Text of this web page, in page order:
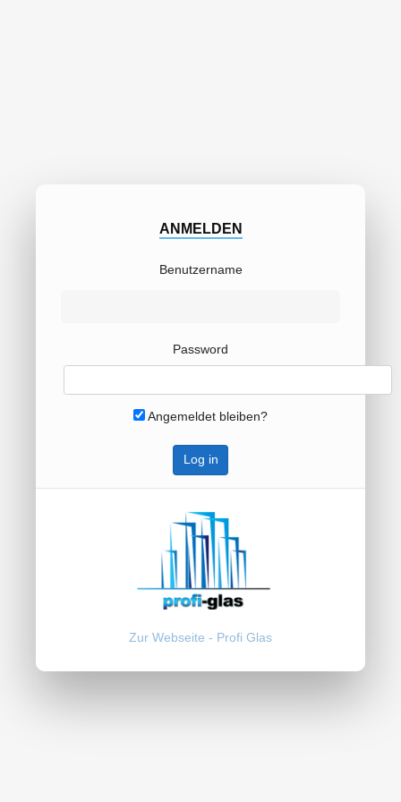
ANMELDEN
Benutzername
Password
Angemeldet bleiben?
Log in
Zur Webseite - Profi Glas